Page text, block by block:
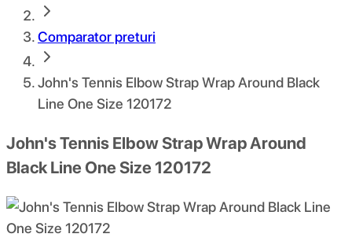
Comparator preturi
John's Tennis Elbow Strap Wrap Around Black
Line One Size 120172
John's Tennis Elbow Strap Wrap Around
Black Line One Size 120172